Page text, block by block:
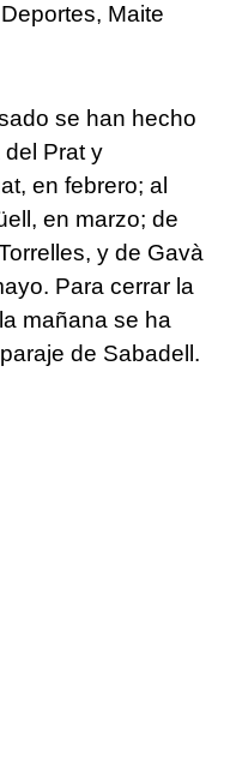
Maite
se han hecho
Prat y
en febrero; al
en marzo; de
y de Gavà
Para cerrar la
mañana se ha
de Sabadell.